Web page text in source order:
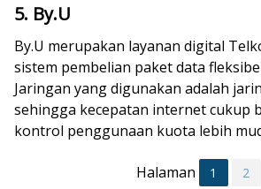
5. By.U
By.U merupakan layanan digital
sistem pembelian paket data
Jaringan yang digunakan adalah
sehingga kecepatan internet cukup
kontrol penggunaan kuota lebih
Halaman 1 2